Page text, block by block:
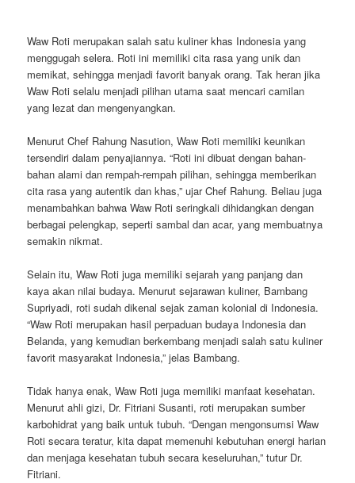
Waw Roti merupakan salah satu kuliner khas Indonesia yang
menggugah selera. Roti ini memiliki cita rasa yang unik dan
memikat, sehingga menjadi favorit banyak orang. Tak heran jika
Waw Roti selalu menjadi pilihan utama saat mencari camilan
yang lezat dan mengenyangkan.
Menurut Chef Rahung Nasution, Waw Roti memiliki keunikan
tersendiri dalam penyajiannya. “Roti ini dibuat dengan bahan-
bahan alami dan rempah-rempah pilihan, sehingga memberikan
cita rasa yang autentik dan khas,” ujar Chef Rahung. Beliau juga
menambahkan bahwa Waw Roti seringkali dihidangkan dengan
berbagai pelengkap, seperti sambal dan acar, yang membuatnya
semakin nikmat.
Selain itu, Waw Roti juga memiliki sejarah yang panjang dan
kaya akan nilai budaya. Menurut sejarawan kuliner, Bambang
Supriyadi, roti sudah dikenal sejak zaman kolonial di Indonesia.
“Waw Roti merupakan hasil perpaduan budaya Indonesia dan
Belanda, yang kemudian berkembang menjadi salah satu kuliner
favorit masyarakat Indonesia,” jelas Bambang.
Tidak hanya enak, Waw Roti juga memiliki manfaat kesehatan.
Menurut ahli gizi, Dr. Fitriani Susanti, roti merupakan sumber
karbohidrat yang baik untuk tubuh. “Dengan mengonsumsi Waw
Roti secara teratur, kita dapat memenuhi kebutuhan energi harian
dan menjaga kesehatan tubuh secara keseluruhan,” tutur Dr.
Fitriani.